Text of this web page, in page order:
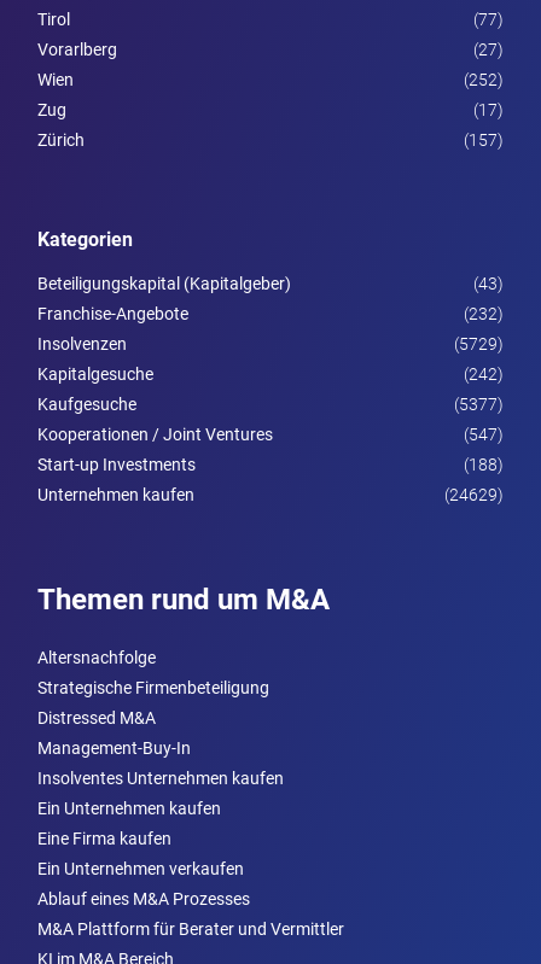
Tirol
(77)
Vorarl­berg
(27)
Wien
(252)
Zug
(17)
Zürich
(157)
Kategorien
Beteiligungskapital (Kapitalgeber)
(43)
Franchise-Angebote
(232)
Insolvenzen
(5729)
Kapitalgesuche
(242)
Kaufgesuche
(5377)
Kooperationen / Joint Ventures
(547)
Start-up Investments
(188)
Unternehmen kaufen
(24629)
Themen rund um M&A
Altersnachfolge
Strategische Firmenbeteiligung
Distressed M&A
Management-Buy-In
Insolventes Unternehmen kaufen
Ein Unternehmen kaufen
Eine Firma kaufen
Ein Unternehmen verkaufen
Ablauf eines M&A Prozesses
M&A Plattform für Berater und Vermittler
KI im M&A Bereich